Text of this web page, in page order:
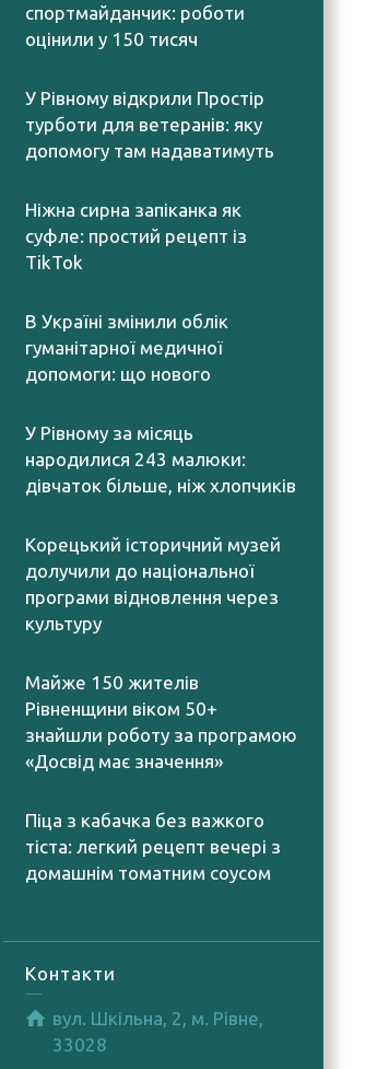
спортмайданчик: роботи
оцінили у 150 тисяч
У Рівному відкрили Простір
турботи для ветеранів: яку
допомогу там надаватимуть
Ніжна сирна запіканка як
суфле: простий рецепт із
TikTok
В Україні змінили облік
гуманітарної медичної
допомоги: що нового
У Рівному за місяць
народилися 243 малюки:
дівчаток більше, ніж хлопчиків
Корецький історичний музей
долучили до національної
програми відновлення через
культуру
Майже 150 жителів
Рівненщини віком 50+
знайшли роботу за програмою
«Досвід має значення»
Піца з кабачка без важкого
тіста: легкий рецепт вечері з
домашнім томатним соусом
Контакти
вул. Шкільна, 2, м. Рівне,
33028